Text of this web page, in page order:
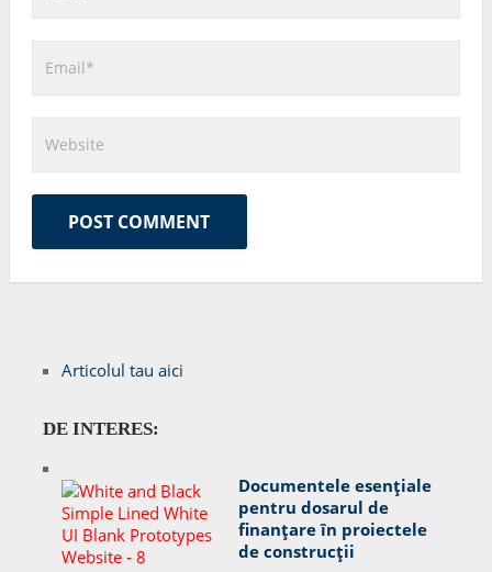
Articolul tau aici
DE INTERES:
Documentele esențiale
pentru dosarul de
finanțare în proiectele
de construcții